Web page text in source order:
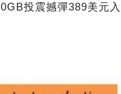
投震撼彈389美元入